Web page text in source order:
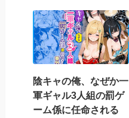
陰キャの俺、なぜか一
軍ギャル3人組の罰ゲ
ーム係に任命される